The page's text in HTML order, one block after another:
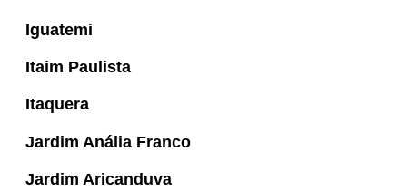
Iguatemi
Itaim Paulista
Itaquera
Jardim Anália Franco
Jardim Aricanduva